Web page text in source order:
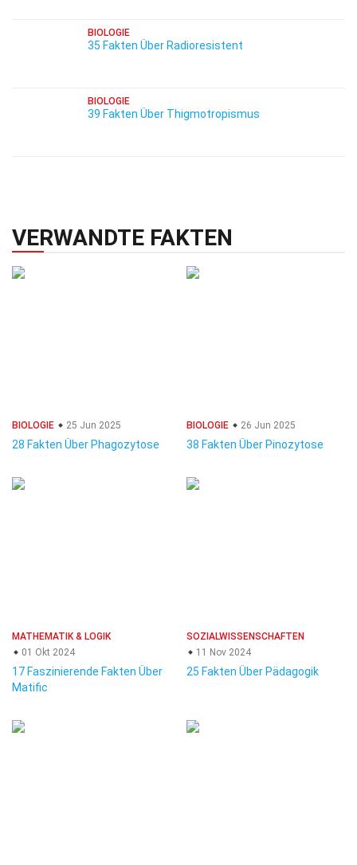
BIOLOGIE
35 Fakten Über Radioresistent
BIOLOGIE
39 Fakten Über Thigmotropismus
VERWANDTE FAKTEN
BIOLOGIE 25 Jun 2025
28 Fakten Über Phagozytose
BIOLOGIE 26 Jun 2025
38 Fakten Über Pinozytose
MATHEMATIK & LOGIK
01 Okt 2024
17 Faszinierende Fakten Über
Matific
SOZIALWISSENSCHAFTEN
11 Nov 2024
25 Fakten Über Pädagogik